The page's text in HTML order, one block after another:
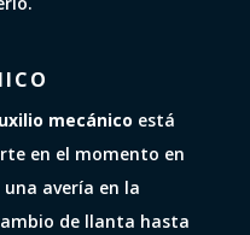
mecánico está
en el momento en
avería en la
de llanta hasta